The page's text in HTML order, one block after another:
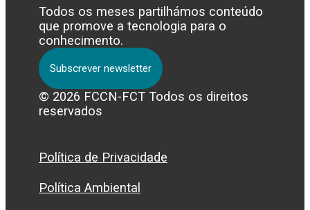
Todos os meses partilhámos conteúdo
que promove a tecnologia para o
conhecimento.
Subscrever newsletter
© 2026 FCCN-FCT Todos os direitos
reservados
Política de Privacidade
Política Ambiental